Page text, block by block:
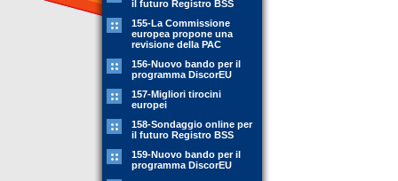
il futuro Registro BSS
155-La Commissione
europea propone una
revisione della PAC
156-Nuovo bando per il
programma DiscorEU
157-Migliori tirocini
europei
158-Sondaggio online per
il futuro Registro BSS
159-Nuovo bando per il
programma DiscorEU